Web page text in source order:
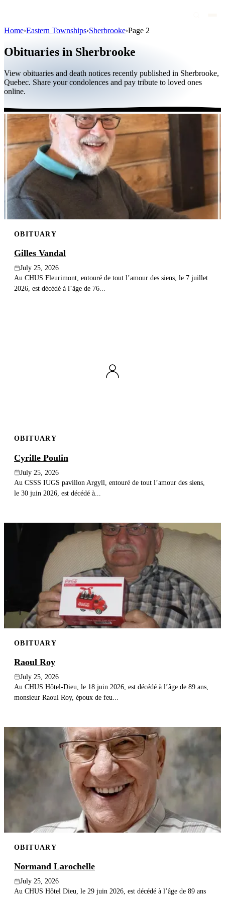
Public figures
Quebec
International
By region
By city
Funeral homes
Eternea
Blog
Search
Home›Eastern Townships›Sherbrooke›Page 2
Obituaries in Sherbrooke
View obituaries and death notices recently published in Sherbrooke,
Quebec. Share your condolences and pay tribute to loved ones
online.
OBITUARY
Gilles Vandal
July 25, 2026
Au CHUS Fleurimont, entouré de tout l’amour des siens, le 7 juillet
2026, est décédé à l’âge de 76...
OBITUARY
Cyrille Poulin
July 25, 2026
Au CSSS IUGS pavillon Argyll, entouré de tout l’amour des siens,
le 30 juin 2026, est décédé à...
OBITUARY
Raoul Roy
July 25, 2026
Au CHUS Hôtel-Dieu, le 18 juin 2026, est décédé à l’âge de 89 ans,
monsieur Raoul Roy, époux de feu...
OBITUARY
Normand Larochelle
July 25, 2026
Au CHUS Hôtel Dieu, le 29 juin 2026, est décédé à l’âge de 89 ans